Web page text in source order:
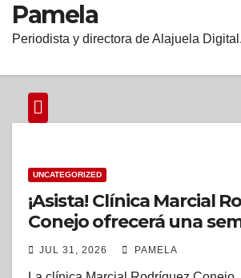
Pamela
Periodista y directora de Alajuela Digital.
UNCATEGORIZED
¡Asista! Clínica Marcial
Conejo ofrecerá una
feria de salud a los
JUL 31, 2026 PAMELA